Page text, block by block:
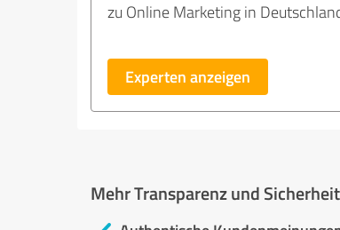
zu Online Marketing in
Experten anzeigen
Mehr Transparenz und